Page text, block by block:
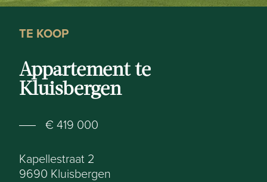
TE KOOP
Appartement te
Kluisbergen
€ 419 000
Kapellestraat 2
9690 Kluisbergen